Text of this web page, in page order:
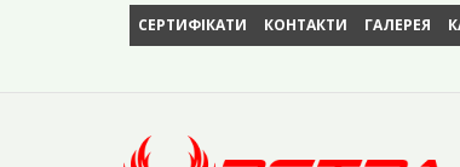
СЕРТИФІКАТИ КОНТАКТИ ГАЛЕРЕЯ